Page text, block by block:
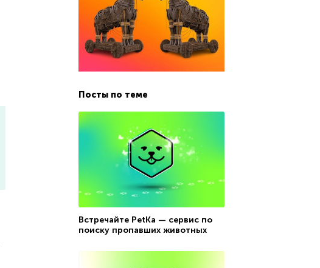
Посты по теме
Встречайте PetKa — сервис по
поиску пропавших животных